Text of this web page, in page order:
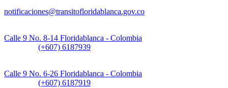
notificaciones@transitofloridablanca.gov.co
Calle 9 No. 8-14 Floridablanca - Colombia
(+607) 6187939
Calle 9 No. 6-26 Floridablanca - Colombia
(+607) 6187919